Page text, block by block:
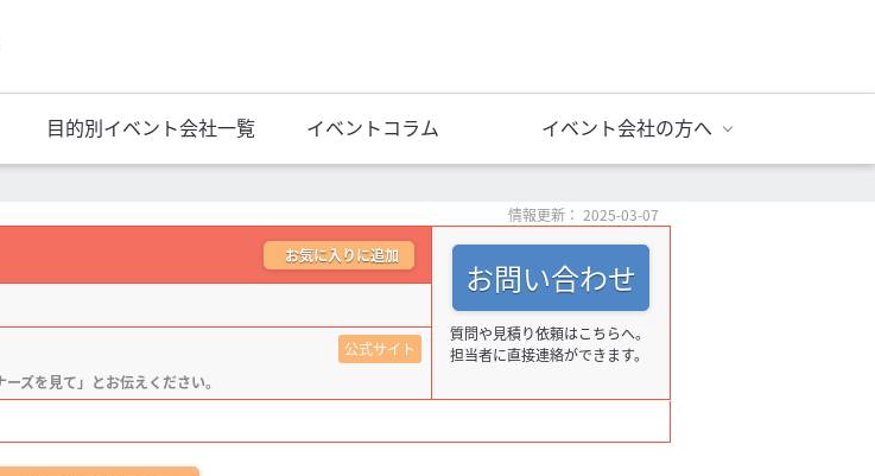
目的別イベント会社一覧 イベントコラム イベント会社の方へ
情報更新： 2025-03-07
お気に入りに追加
公式サイト
お問い合わせ
質問や見積り依頼はこちらへ。
担当者に直接連絡ができます。